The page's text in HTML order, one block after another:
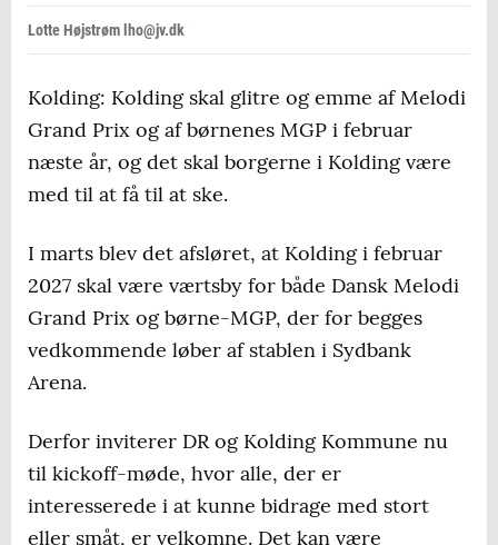
Lotte Højstrøm lho@jv.dk
Kolding: Kolding skal glitre og emme af Melodi
Grand Prix og af børnenes MGP i februar
næste år, og det skal borgerne i Kolding være
med til at få til at ske.
I marts blev det afsløret, at Kolding i februar
2027 skal være værtsby for både Dansk Melodi
Grand Prix og børne-MGP, der for begges
vedkommende løber af stablen i Sydbank
Arena.
Derfor inviterer DR og Kolding Kommune nu
til kickoff-møde, hvor alle, der er
interesserede i at kunne bidrage med stort
eller småt, er velkomne. Det kan være